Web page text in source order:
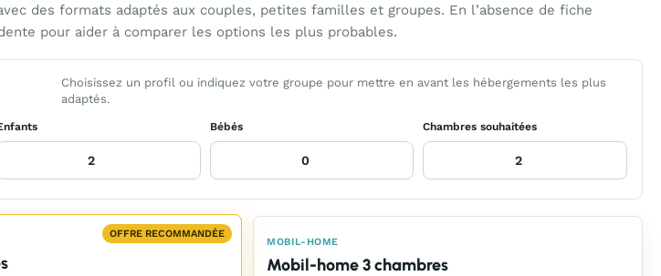
des formats adaptés aux couples, petites familles et groupes. En l’absence de fiche
pour aider à comparer les options les plus probables.
Choisissez un profil ou indiquez votre groupe pour mettre en avant les hébergements les plus
adaptés.
Bébés Chambres souhaitées
MOBIL-HOME
Mobil-home 3 chambres
OFFRE RECOMMANDÉE